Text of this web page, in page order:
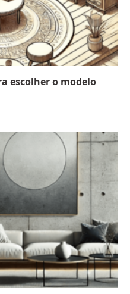
escolher o modelo